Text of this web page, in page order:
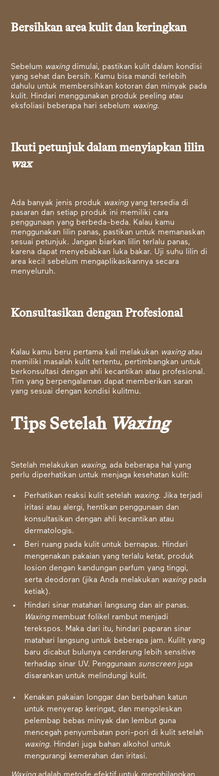
Bersihkan area kulit dan keringkan
Sebelum waxingdimulai, pastikan kulit dalam kondisi
yang sehat dan bersih. Kamu bisa mandi terlebih
dahulu untuk membersihkan kotoran dan minyak pada
kulit. Hindari menggunakan produk peeling atau
eksfoliasi beberapa hari sebelum waxing.
Ikuti petunjuk dalam menyiapkan lilin
wax
Ada banyak jenis produk waxingyang tersedia di
pasaran dan setiap produk ini memiliki cara
penggunaan yang berbeda-beda. Kalau kamu
menggunakan lilin panas, pastikan untuk memanaskan
sesuai petunjuk. Jangan biarkan lilin terlalu panas,
karena dapat menyebabkan luka bakar. Uji suhu lilin di
area kecil sebelum mengaplikasikannya secara
menyeluruh.
Konsultasikan dengan Profesional
Kalau kamu beru pertama kali melakukan waxingatau
memiliki masalah kulit tertentu, pertimbangkan untuk
berkonsultasi dengan ahli kecantikan atau profesional.
Tim yang berpengalaman dapat memberikan saran
yang sesuai dengan kondisi kulitmu.
Tips Setelah Waxing
Setelah melakukan waxing, ada beberapa hal yang
perlu diperhatikan untuk menjaga kesehatan kulit:
Perhatikan reaksi kulit setelah waxing. Jika terjadi
iritasi atau alergi, hentikan penggunaan dan
konsultasikan dengan ahli kecantikan atau
dermatologis.
Beri ruang pada kulit untuk bernapas. Hindari
mengenakan pakaian yang terlalu ketat, produk
losion dengan kandungan parfum yang tinggi,
serta deodoran (jika Anda melakukan waxingpada
ketiak).
Hindari sinar matahari langsung dan air panas.
Waxingmembuat folikel rambut menjadi
terekspos. Maka dari itu, hindari paparan sinar
matahari langsung untuk beberapa jam. Kulilt yang
baru dicabut bulunya cenderung lebih sensitive
terhadap sinar UV. Penggunaan sunscreen juga
disarankan untuk melindungi kulit.
Kenakan pakaian longgar dan berbahan katun
untuk menyerap keringat, dan mengoleskan
pelembap bebas minyak dan lembut guna
mencegah penyumbatan pori-pori di kulit setelah
waxing. Hindari juga bahan alkohol untuk
mengurangi kemerahan dan iritasi.